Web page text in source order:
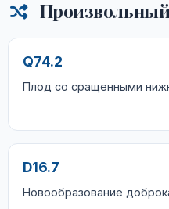
Q74.2
Плод со сращенными
D16.7
Новообразование